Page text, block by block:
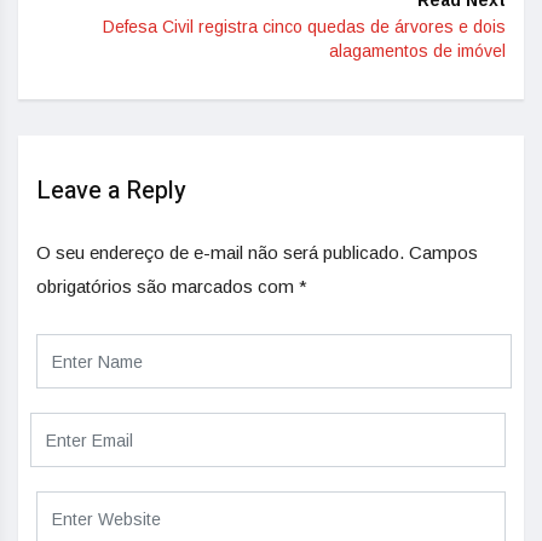
Defesa Civil registra cinco quedas de árvores e dois
alagamentos de imóvel
Leave a Reply
O seu endereço de e-mail não será publicado. Campos
obrigatórios são marcados com *